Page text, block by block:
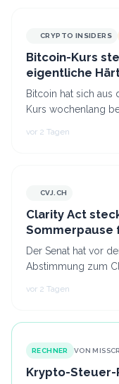
CRYPTO INSIDERS
Bitcoin-Kurs
eigentliche
Bitcoin hat sich aus
Kurs wochenlang
vor 2 Tagen
CVJ.CHCVJ.CH
Clarity Act
Sommerpause
Der Senat hat vor
Abstimmung zum
Geldwäsche-
vor 2 Tagen
RECHNER VON
Krypto-Steuer-